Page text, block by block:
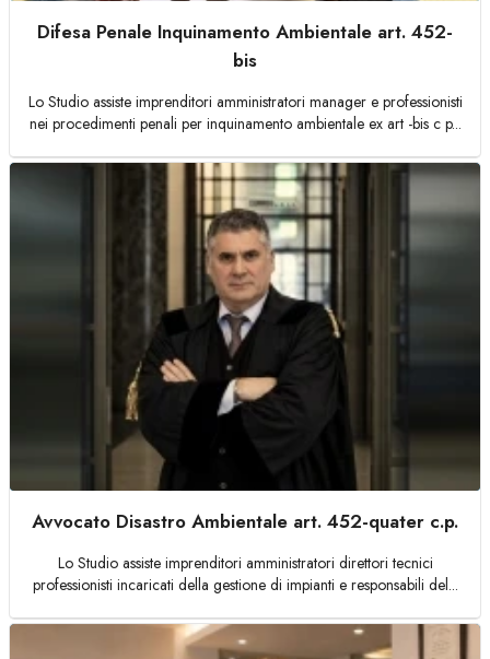
Difesa Penale Inquinamento Ambientale art. 452-
bis
Lo Studio assiste imprenditori amministratori manager e professionisti
nei procedimenti penali per inquinamento ambientale ex art -bis c p...
Avvocato Disastro Ambientale art. 452-quater c.p.
Lo Studio assiste imprenditori amministratori direttori tecnici
professionisti incaricati della gestione di impianti e responsabili del...